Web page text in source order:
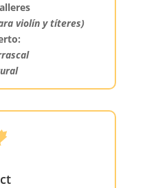
violín y títeres)